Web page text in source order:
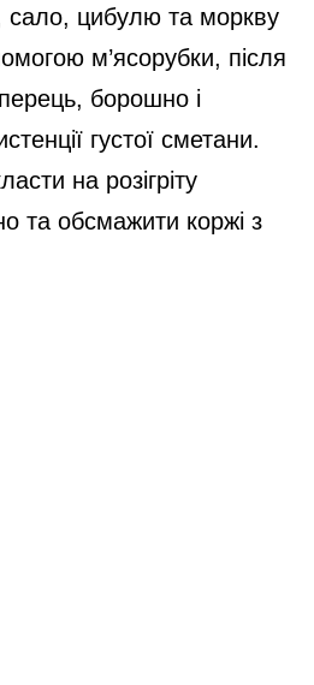
сало, цибулю та моркву
м’ясорубки, після
борошно і
густої сметани.
на розігріту
та обсмажити коржі з